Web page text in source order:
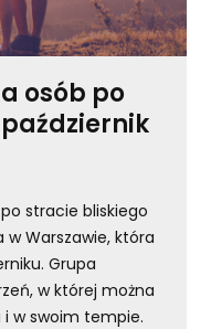
osób po
stracie bliskiego
Warszawie, która
Grupa
w której można
w swoim tempie.